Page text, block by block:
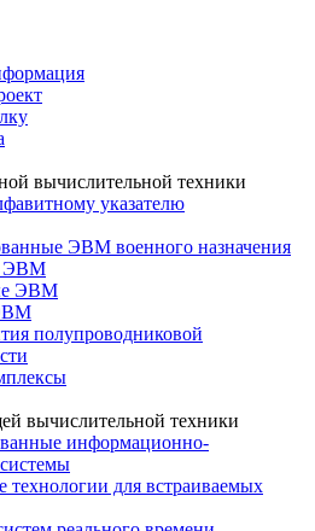
вычислительной техники
указателю
ЭВМ военного назначения
ЭВМ
ЭВМ
полупроводниковой
вычислительной техники
информационно-
для встраиваемых